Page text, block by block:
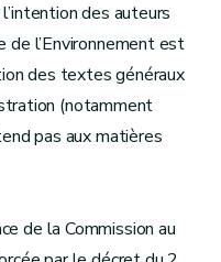
des auteurs
de l’Environnement est
des textes généraux
(notamment
pas aux matières
de la Commission au